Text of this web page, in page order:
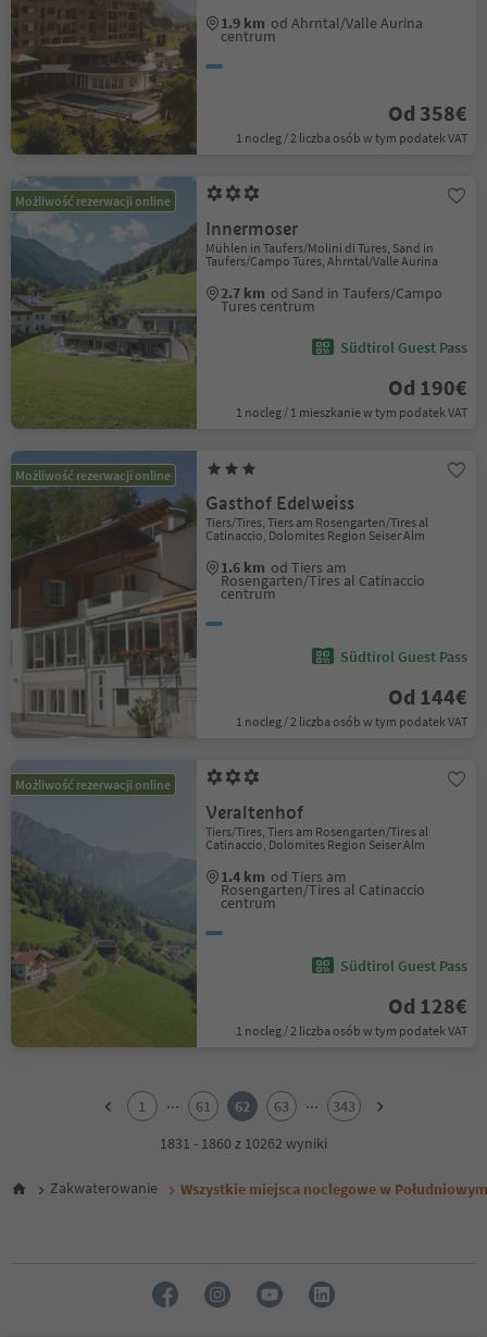
1.9 km od Ahrntal/Valle Aurina
centrum
Od 358€
1 nocleg / 2 liczba osób w tym podatek VAT
Możliwość rezerwacji online
Innermoser
Mühlen in Taufers/Molini di Tures, Sand in
Taufers/Campo Tures, Ahrntal/Valle Aurina
2.7 km od Sand in Taufers/Campo
Tures centrum
Südtirol Guest Pass
Od 190€
1 nocleg / 1 mieszkanie w tym podatek VAT
Możliwość rezerwacji online
Gasthof Edelweiss
Tiers/Tires, Tiers am Rosengarten/Tires al
Catinaccio, Dolomites Region Seiser Alm
1.6 km od Tiers am
Rosengarten/Tires al Catinaccio
centrum
Südtirol Guest Pass
Od 144€
1 nocleg / 2 liczba osób w tym podatek VAT
Możliwość rezerwacji online
Veraltenhof
Tiers/Tires, Tiers am Rosengarten/Tires al
Catinaccio, Dolomites Region Seiser Alm
1.4 km od Tiers am
Rosengarten/Tires al Catinaccio
centrum
Südtirol Guest Pass
Od 128€
1 nocleg / 2 liczba osób w tym podatek VAT
6
1 ... 61 62 63 ...
343
1831 - 1860 z 10262 wyniki
Zakwaterowanie Wszystkie miejsca noclegowe w